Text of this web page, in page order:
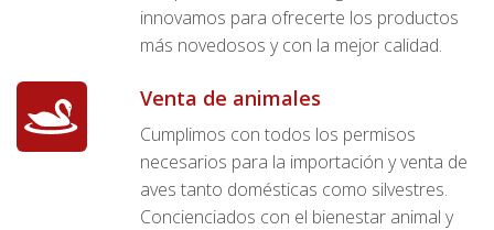
innovamos para ofrecerte los productos
más novedosos y con la mejor calidad.
Venta de animales
Cumplimos con todos los permisos
necesarios para la importación y venta de
aves tanto domésticas como silvestres.
Concienciados con el bienestar animal y